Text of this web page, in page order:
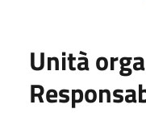
Unità